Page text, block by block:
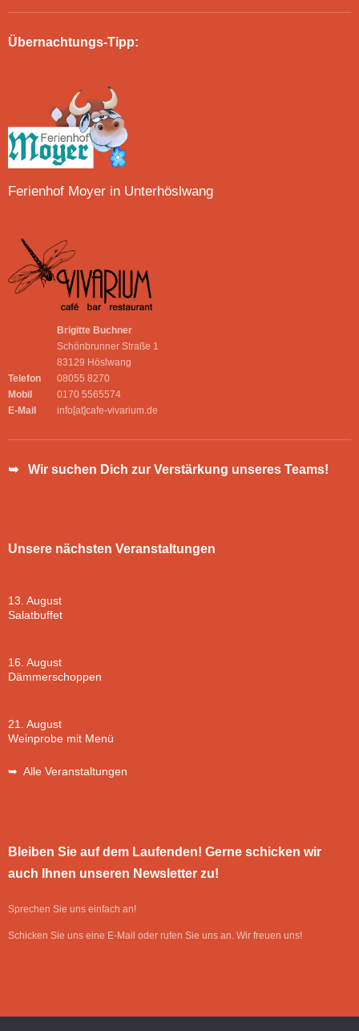
Übernachtungs-Tipp:
Ferienhof Moyer in Unterhöslwang
Brigitte Buchner
Schönbrunner Straße 1
83129 Höslwang
Telefon
08055 8270
Mobil
0170 5565574
E-Mail
info[at]cafe-vivarium.de
➥ Wir suchen Dich zur Verstärkung unseres Teams!
Unsere nächsten Veranstaltungen
13. August
Salatbuffet
16. August
Dämmerschoppen
21. August
Weinprobe mit Menü
➥ Alle Veranstaltungen
Bleiben Sie auf dem Laufenden! Gerne schicken wir
auch Ihnen unseren Newsletter zu!
Sprechen Sie uns einfach an!
Schicken Sie uns eine E-Mail oder rufen Sie uns an. Wir freuen uns!